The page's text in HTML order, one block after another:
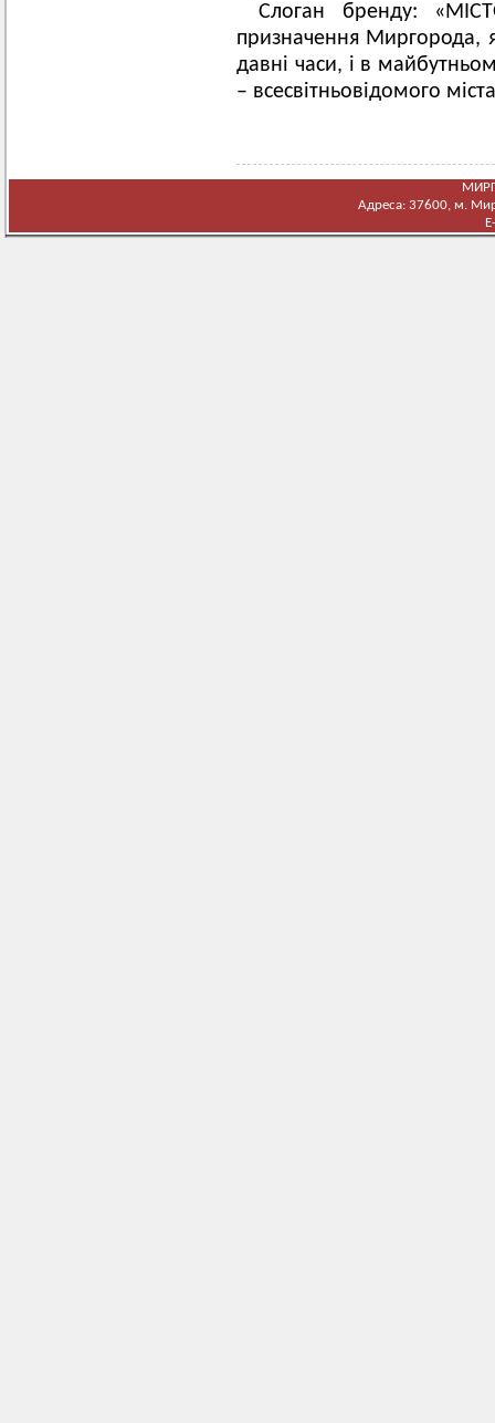
Слоган бренду:
призначення Миргорода,
давні часи, і в
– всесвітньовідомого
Адреса: 37600, м.